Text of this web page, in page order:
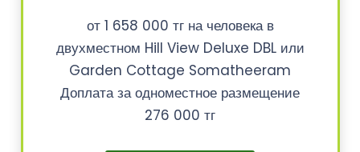
от 1 658 000 тг на человека в
двухместном Hill View Deluxe DBL или
Garden Cottage Somatheeram
Доплата за одноместное размещение
276 000 тг